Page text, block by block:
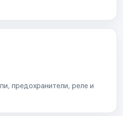
предохранители, реле и